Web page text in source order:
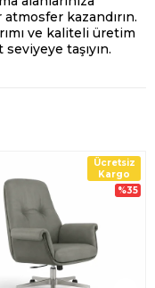
kazandırın.
ve kaliteli üretim
taşıyın.
Ücretsiz
Kargo
%35